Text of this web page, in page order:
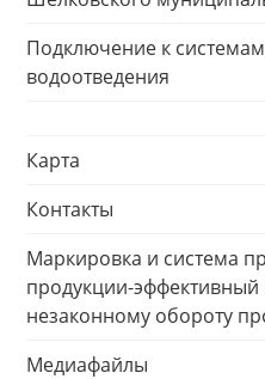
Подключение к
водоотведения
Карта
Контакты
Маркировка и система
продукции-эффективный
незаконному обороту
Медиафайлы